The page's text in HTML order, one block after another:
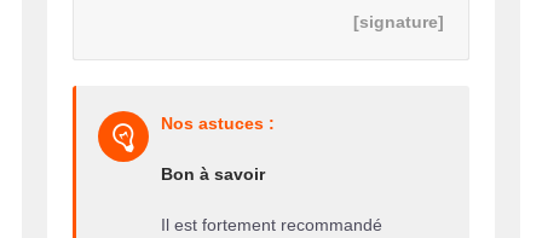
[signature]
Nos astuces :
Bon à savoir
Il est fortement recommandé